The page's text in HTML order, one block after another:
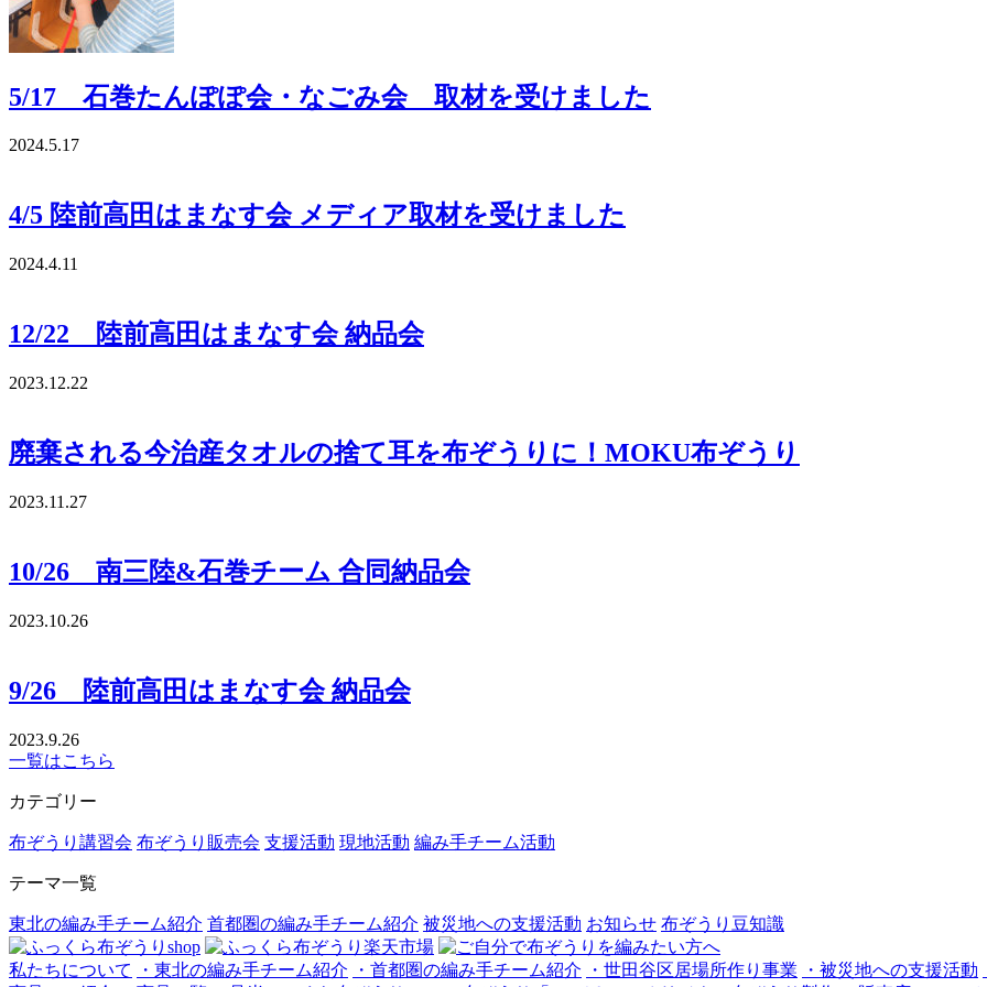
5/17 石巻たんぽぽ会・なごみ会 取材を受けました
2024.5.17
4/5 陸前高田はまなす会 メディア取材を受けました
2024.4.11
12/22 陸前高田はまなす会 納品会
2023.12.22
廃棄される今治産タオルの捨て耳を布ぞうりに！MOKU布ぞうり
2023.11.27
10/26 南三陸&石巻チーム 合同納品会
2023.10.26
9/26 陸前高田はまなす会 納品会
2023.9.26
一覧はこちら
カテゴリー
布ぞうり講習会 布ぞうり販売会 支援活動 現地活動 編み手チーム活動
テーマ一覧
東北の編み手チーム紹介 首都圏の編み手チーム紹介 被災地への支援活動 お知らせ 布ぞうり豆知識
私たちについて ・東北の編み手チーム紹介 ・首都圏の編み手チーム紹介 ・世田谷区居場所作り事業 ・被災地への支援活動